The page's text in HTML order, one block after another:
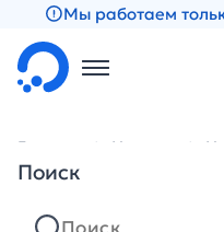
Мы работаем
Поиск
Главная Новости